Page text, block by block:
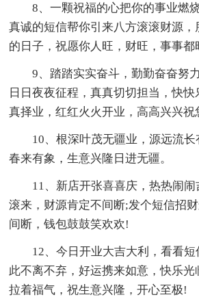
8、一颗祝福的心把你的事业燃
真诚的短信帮你引来八方滚滚财源，
的日子，祝愿你人旺，财旺，事事都
9、踏踏实实奋斗，勤勤奋奋努
日日夜夜征程，真真切切担当，快
真择业，红红火火开业，高高兴兴祝
10、根深叶茂无疆业，源远流
春来有象，生意兴隆日进无疆。
11、新店开张喜喜庆，热热闹
滚来，财源肯定不间断;发个短信招
间断，钱包鼓鼓笑欢欢!
12、今日开业大吉大利，看看
此不离不弃，好运携来如意，快乐
拉着福气，祝生意兴隆，开心至极!